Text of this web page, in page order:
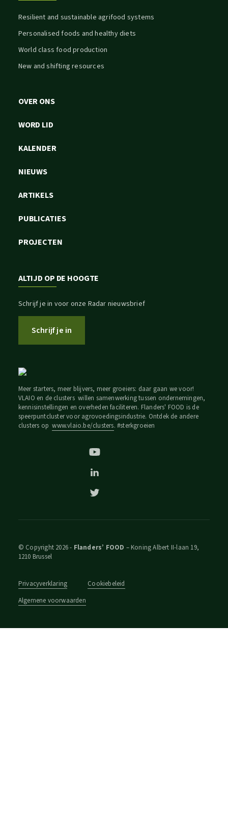
Resilient and sustainable agrifood systems
Personalised foods and healthy diets
World class food production
New and shifting resources
OVER ONS
WORD LID
KALENDER
NIEUWS
ARTIKELS
PUBLICATIES
PROJECTEN
ALTIJD OP DE HOOGTE
Schrijf je in voor onze Radar nieuwsbrief
Schrijf je in
Meer starters, meer blijvers, meer groeiers: daar gaan we voor!
VLAIO en de clusters willen samenwerking tussen ondernemingen,
kennisinstellingen en overheden faciliteren. Flanders' FOOD is de
speerpuntcluster voor agrovoedingsindustrie. Ontdek de andere
clusters opwww.vlaio.be/clusters. #sterkgroeien
© Copyright 2026 - Flanders’ FOOD – Koning Albert II-laan 19,
1210 Brussel
Privacyverklaring
Cookiebeleid
Algemene voorwaarden